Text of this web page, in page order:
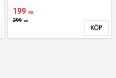
till i favoriter
199 KR
299 KR
KÖP